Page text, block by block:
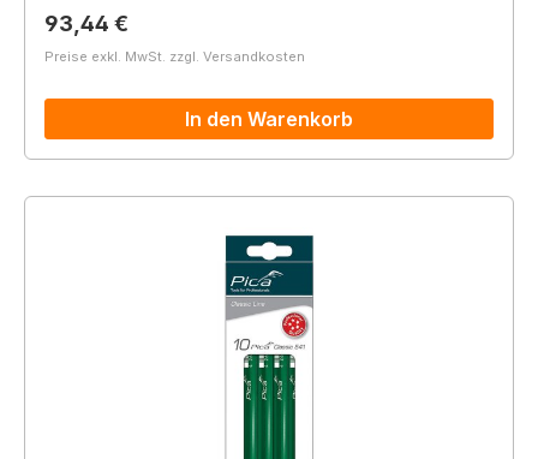
Regulärer Preis:
93,44 €
Preise exkl. MwSt. zzgl. Versandkosten
In den Warenkorb